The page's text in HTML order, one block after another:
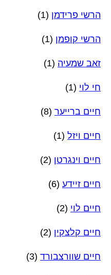
הרשי פרידמן (1)
הרשי קופמן (1)
זאב שמעיה (1)
חי לוי (1)
חיים ברייער (8)
חיים ויזל (1)
חיים וינגרטן (2)
חיים זיידע (6)
חיים לוי (2)
חיים קלצקין (2)
חיים שוורצבורד (3)